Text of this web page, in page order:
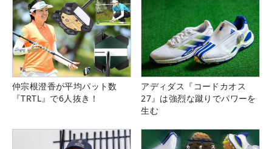
仲宗根澄香が平均パット数
『TRTL』で6人抜き！
アディダス『コードカオス
27』は強烈な蹴りでパワーを
生む